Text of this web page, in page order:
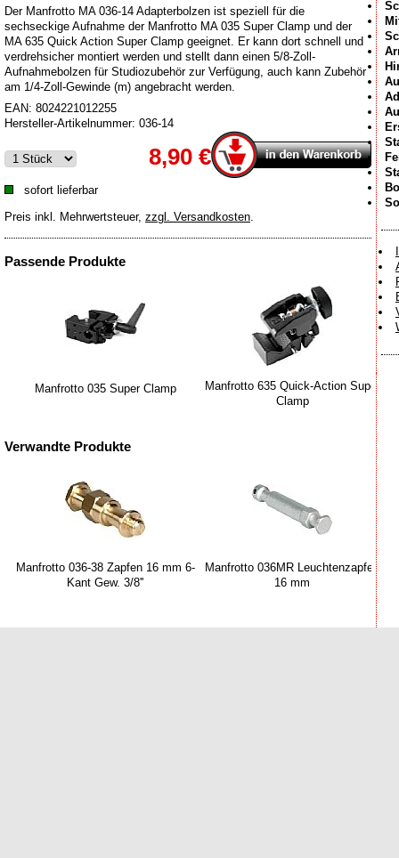
Der Manfrotto MA 036-14 Adapterbolzen ist speziell für die
sechseckige Aufnahme der Manfrotto MA 035 Super Clamp und der
MA 635 Quick Action Super Clamp geeignet. Er kann dort schnell und
verdrehsicher montiert werden und stellt dann einen 5/8-Zoll-
Aufnahmebolzen für Studiozubehör zur Verfügung, auch kann Zubehör
am 1/4-Zoll-Gewinde (m) angebracht werden.
EAN: 8024221012255
Hersteller-Artikelnummer: 036-14
8,90 €
sofort lieferbar
Preis inkl. Mehrwertsteuer, zzgl. Versandkosten
Passende Produkte
Manfrotto 035 Super Clamp
Manfrotto 635 Quick-Action Super
Clamp
Verwandte Produkte
Manfrotto 036-38 Zapfen 16 mm 6-
Kant Gew. 3/8''
Manfrotto 036MR Leuchtenzapfen
16 mm